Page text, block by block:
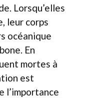
Lorsqu’elles
leur corps
océanique
En
mortes à
est
l’importance